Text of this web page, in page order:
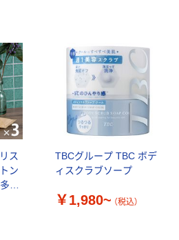
ス
ン
い
の
用
TBCグループ TBC ボデ
ィスクラブソープ
￥1,980~ （税込）